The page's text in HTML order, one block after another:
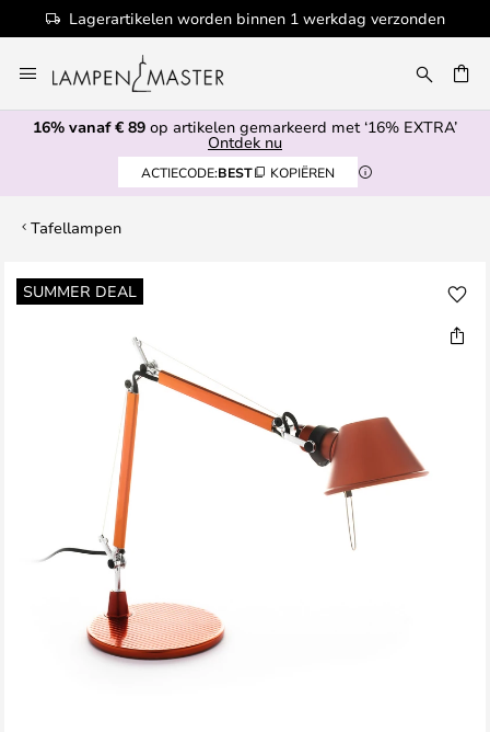
100+ designermerken
naar
de
inhoud
16% vanaf € 89 op artikelen gemarkeerd met ‘16% EXTRA’
Ontdek nu
ACTIECODE:BEST KOPIËREN
Tafellampen
SUMMER DEAL
Ga
naar
afbeeldingen-